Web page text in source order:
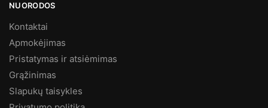
NUORODOS
Kontaktai
Apmokėjimas
Pristatymas ir atsiėmimas
Grąžinimas
Slapukų taisykles